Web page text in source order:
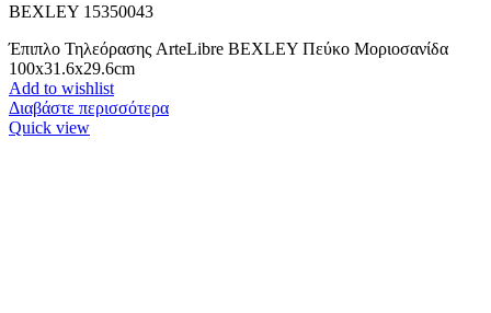
BEXLEY 15350043
Έπιπλο Τηλεόρασης ArteLibre BEXLEY Πεύκο Μοριοσανίδα
100x31.6x29.6cm
Add to wishlist
Διαβάστε περισσότερα
Quick view